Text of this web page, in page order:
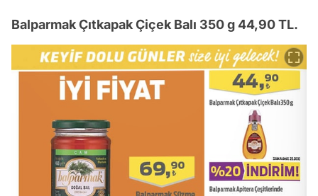
Balparmak Çıtkapak Çiçek Balı 350 g 44,90 TL.